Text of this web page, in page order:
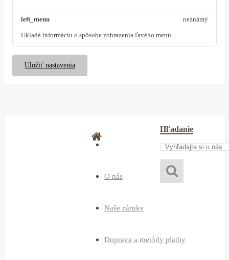
left_menu
Ukladá informáciu o spôsobe zobrazenia ľavého menu.
neznámý
Uložiť nastavenia
O nás
Naše záruky
Doprava a metódy platby
Hľadanie